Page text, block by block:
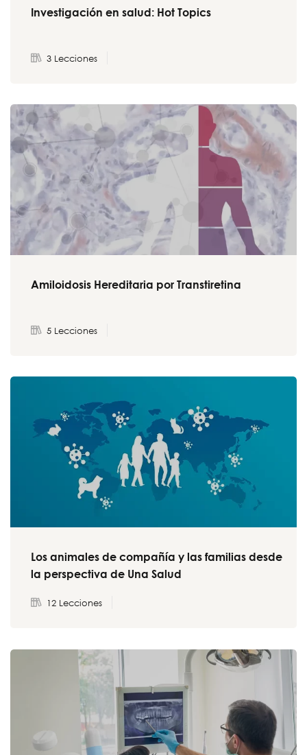
Investigación en salud: Hot Topics
3 Lecciones
Amiloidosis Hereditaria por Transtiretina
5 Lecciones
Los animales de compañía y las familias desde
la perspectiva de Una Salud
12 Lecciones